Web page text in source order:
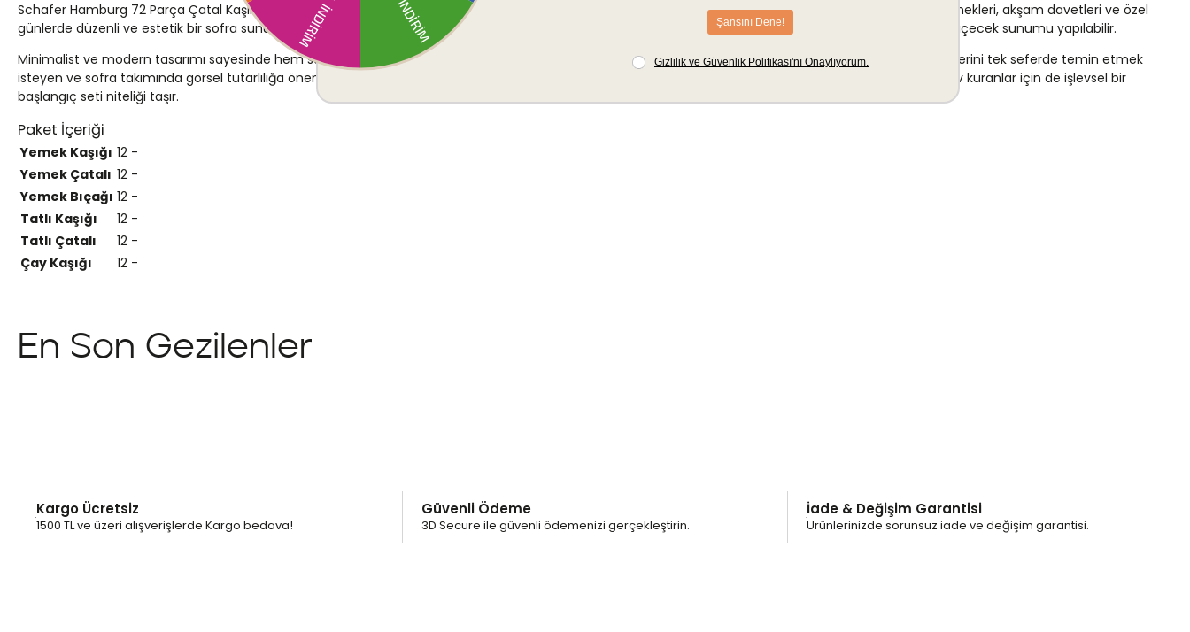
Schafer Hamburg 72 Parça Çatal Kaşık Bıçak Takımı, ev ortamında günlük yemek servislerinde rahatlıkla kullanılabilir. 12 kişilik kapasitesi sayesinde aile yemekleri, akşam davetleri ve özel
günlerde düzenli ve estetik bir sofra sunumu sağlar. Yemek kaşığı ve çatalı ile ana yemek servisi, tatlı kaşığı ve çatalı ile tatlı ikramı, çay kaşığı ile ise sıcak içecek sunumu yapılabilir.
Minimalist ve modern tasarımı sayesinde hem sade günlük sofralara hem de özenle hazırlanmış davet sofralarına kolayca uyum sağlar. Çeşitli parça türlerini tek seferde temin etmek
isteyen ve sofra takımında görsel tutarlılığa önem verenler için kapsamlı ve pratik bir sofra takımı seçeneği sunan bu koleksiyon, aynı zamanda yeni bir ev kuranlar için de işlevsel bir
başlangıç seti niteliği taşır.
Paket İçeriği
Yemek Kaşığı 12 -
Yemek Çatalı 12 -
Yemek Bıçağı 12 -
Tatlı Kaşığı
12 -
Tatlı Çatalı
12 -
Çay Kaşığı
12 -
En Son Gezilenler
Kargo Ücretsiz
1500 TL ve üzeri alışverişlerde Kargo bedava!
Güvenli Ödeme
3D Secure ile güvenli ödemenizi gerçekleştirin.
İade & Değişim Garantisi
Ürünlerinizde sorunsuz iade ve değişim garantisi.